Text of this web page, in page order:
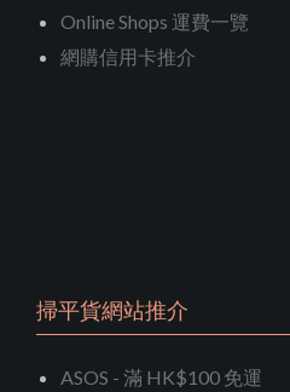
Online Shops 運費一覽
網購信用卡推介
掃平貨網站推介
ASOS - 滿 HK$100 免運